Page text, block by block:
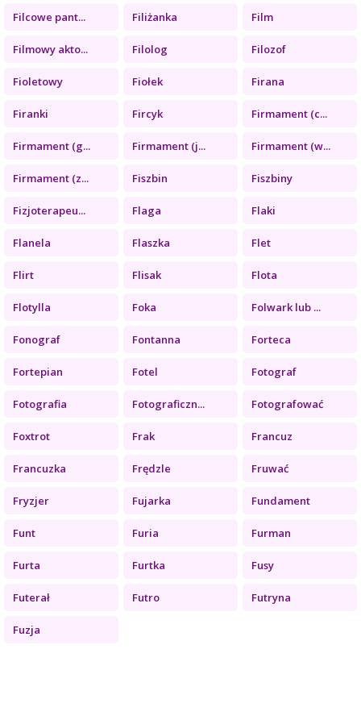
Filcowe pant... Filiżanka Film
Filmowy akto... Filolog Filozof
Fioletowy Fiołek Firana
Firanki Fircyk Firmament (c...
Firmament (g... Firmament (j... Firmament (w...
Firmament (z... Fiszbin Fiszbiny
Fizjoterapeu... Flaga Flaki
Flanela Flaszka Flet
Flirt Flisak Flota
Flotylla Foka Folwark lub ...
Fonograf Fontanna Forteca
Fortepian Fotel Fotograf
Fotografia Fotograficzn... Fotografować
Foxtrot Frak Francuz
Francuzka Frędzle Fruwać
Fryzjer Fujarka Fundament
Funt Furia Furman
Furta Furtka Fusy
Futerał Futro Futryna
Fuzja